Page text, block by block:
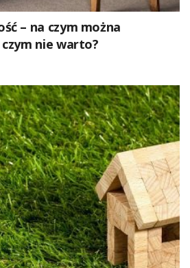
– na czym można
czym nie warto?